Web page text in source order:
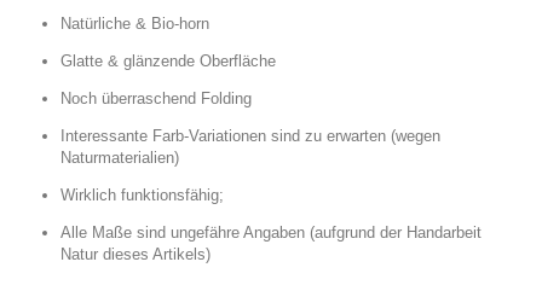
Natürliche & Bio-horn
Glatte & glänzende Oberfläche
Noch überraschend Folding
Interessante Farb-Variationen sind zu erwarten (wegen
Naturmaterialien)
Wirklich funktionsfähig;
Alle Maße sind ungefähre Angaben (aufgrund der Handarbeit
Natur dieses Artikels)